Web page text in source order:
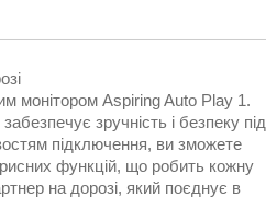
монітором Aspiring Auto Play 1.
зручність і безпеку під
підключення, ви зможете
функцій, що робить кожну
на дорозі, який поєднує в